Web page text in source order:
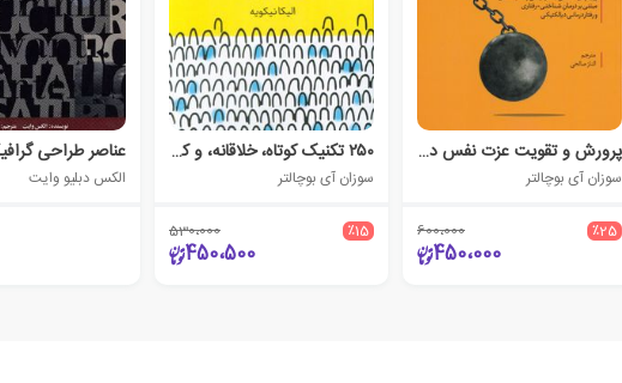
پرورش و تقویت عزت‌ نفس در بزرگسالان
سوزان آی بوچالتر
٪25 600،000
450،000
۲۵۰ تکنیک کوتاه، خلاقانه، و کاربردی هنردرمانی
سوزان آی بوچالتر
٪15 530،000
450،500
عناصر طراحی
الکس دبلیو وایت